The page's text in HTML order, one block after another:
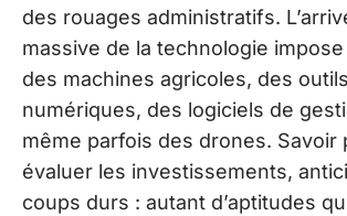
des rouages administratifs.
massive de la technologie
des machines agricoles, des outils
numériques, des logiciels de
même parfois des drones. Savoir
évaluer les investissements,
coups durs : autant d’aptitudes